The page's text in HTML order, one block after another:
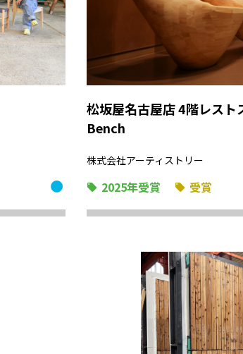
松坂屋名古屋店 4階レス
Bench
株式会社アーティストリー
2025年受賞 受賞